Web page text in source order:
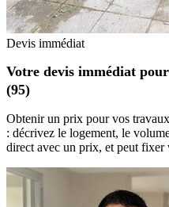
Devis immédiat
Votre devis immédiat
(95)
Obtenir un prix pour vos
: décrivez le logement, le
direct avec un prix, et peut fixer